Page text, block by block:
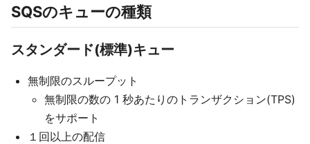
SQSのキューの種類
スタンダード(標準)キュー
無制限のスループット
無制限の数の 1 秒あたりのトランザクション(TPS)
をサポート
１回以上の配信